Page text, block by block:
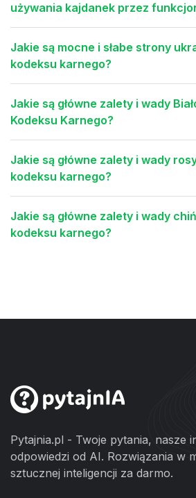
używania kajdanek przez
Jakie są mocne i słabe strony
kodeksu karnego?
Jakie są główne zalety i wady
Kodeksu Karnego?
Jakie są główne zalety i wady
kodeksu karnego?
Jakie są główne zalety i wady
kodeksu karnego?
Pytajnia.pl - Twoje pytania, nasze
odpowiedzi od AI. Rozwiązania w
sztucznej inteligencji za darmo.